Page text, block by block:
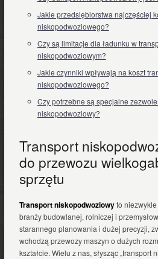
Jakie przedsiębiorstwa najczęściej
niskopodwoziowego?
Czy są limitacje dla ładunku w
niskopodwoziowym?
Jakie czynniki wpływają na koszt
niskopodwoziowego?
Czy potrzebne są specjalne
niskopodwoziowy?
Transport
do przewozu
sprzętu
Transport niskopodwoziowyto niezwykle
branży budowlanej, rolniczej i
starannego planowania i dużej precyzji,
wchodzą przewozy maszyn o dużych
kształcie. Wielu z nas, słysząc „transport